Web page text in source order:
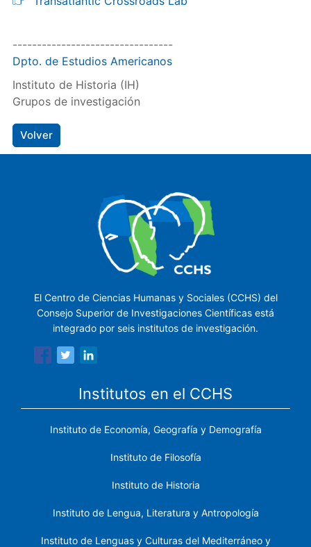
---------------------------------
Dpto. de Estudios Americanos
Instituto de Historia (IH)
Grupos de investigación
Volver
El Centro de Ciencias Humanas y Sociales (CCHS) del
Consejo Superior de Investigaciones Científicas está
integrado por seis institutos de investigación.
Institutos en el CCHS
Instituto de Economía, Geografía y Demografía
Instituto de Filosofía
Instituto de Historia
Instituto de Lengua, Literatura y Antropología
Instituto de Lenguas y Culturas del Mediterráneo y